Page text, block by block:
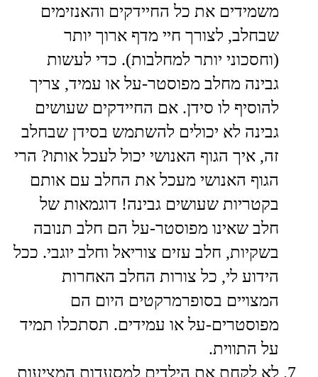
משמידים את כל החיידקים והאנזימים
שבחלב, לצורך חיי מדף ארוך יותר
(וחסכוני יותר למחלבות). כדי לעשות
גבינה מחלב מפוסטר-על או עמיד, צריך
להוסיף לו סידן. אם החיידקים שעושים
גבינה לא יכולים להשתמש בסידן שבחלב
זה, איך הגוף האנושי יכול לעכל אותו? הרי
הגוף האנושי מעכל את החלב עם אותם
בקטריות שעושים גבינה! דוגמאות של
חלב שאינו מפוסטר-על הם חלב תנובה
בשקיות, חלב עזים צוריאל וחלב יוגבי. ככל
הידוע לי, כל צורות החלב האחרות
המצויים בסופרמרקטים היום הם
מפוסטרים-על או עמידים. תסתכלו תמיד
על התווית.
​לא לקחת את הילדים למסעדות המציעות